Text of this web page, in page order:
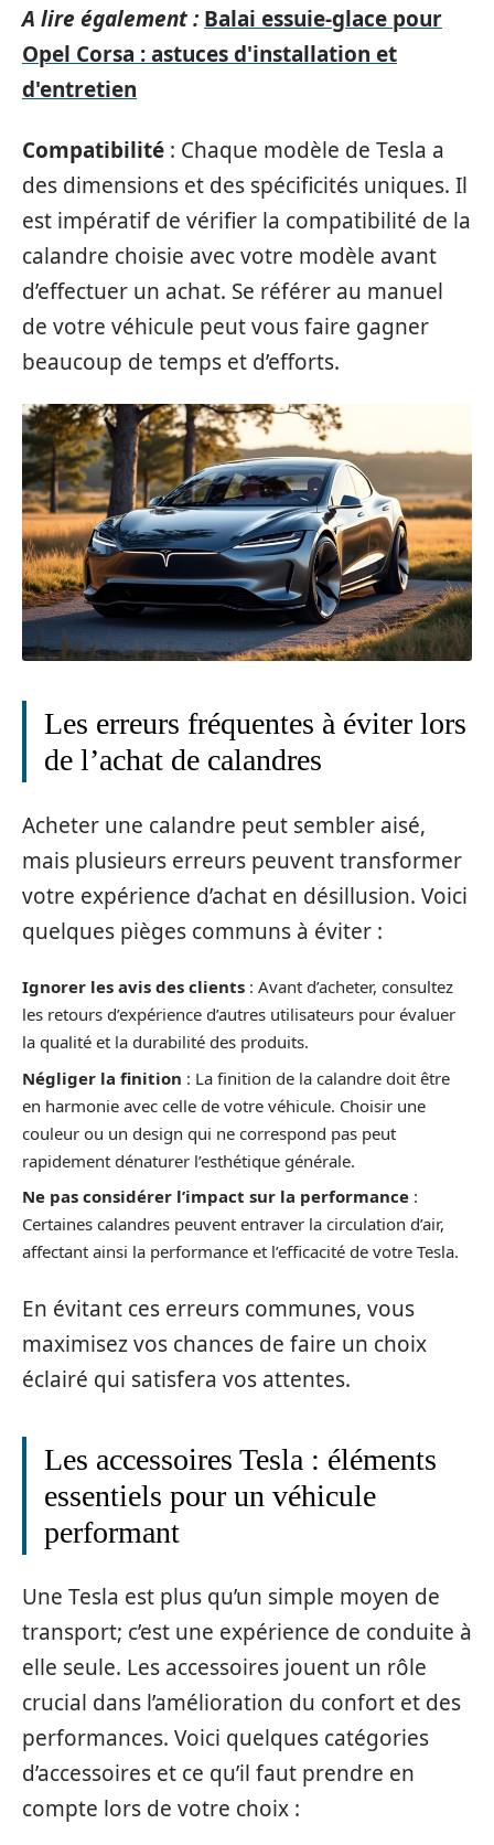
A lire également : Balai essuie-glace pour
Opel Corsa : astuces d'installation et
d'entretien
Compatibilité : Chaque modèle de Tesla a
des dimensions et des spécificités uniques. Il
est impératif de vérifier la compatibilité de la
calandre choisie avec votre modèle avant
d’effectuer un achat. Se référer au manuel
de votre véhicule peut vous faire gagner
beaucoup de temps et d’efforts.
Les erreurs fréquentes à éviter lors
de l’achat de calandres
Acheter une calandre peut sembler aisé,
mais plusieurs erreurs peuvent transformer
votre expérience d’achat en désillusion. Voici
quelques pièges communs à éviter :
Ignorer les avis des clients : Avant d’acheter, consultez
les retours d’expérience d’autres utilisateurs pour évaluer
la qualité et la durabilité des produits.
Négliger la finition : La finition de la calandre doit être
en harmonie avec celle de votre véhicule. Choisir une
couleur ou un design qui ne correspond pas peut
rapidement dénaturer l’esthétique générale.
Ne pas considérer l’impact sur la performance :
Certaines calandres peuvent entraver la circulation d’air,
affectant ainsi la performance et l’efficacité de votre Tesla.
En évitant ces erreurs communes, vous
maximisez vos chances de faire un choix
éclairé qui satisfera vos attentes.
Les accessoires Tesla : éléments
essentiels pour un véhicule
performant
Une Tesla est plus qu’un simple moyen de
transport; c’est une expérience de conduite à
elle seule. Les accessoires jouent un rôle
crucial dans l’amélioration du confort et des
performances. Voici quelques catégories
d’accessoires et ce qu’il faut prendre en
compte lors de votre choix :